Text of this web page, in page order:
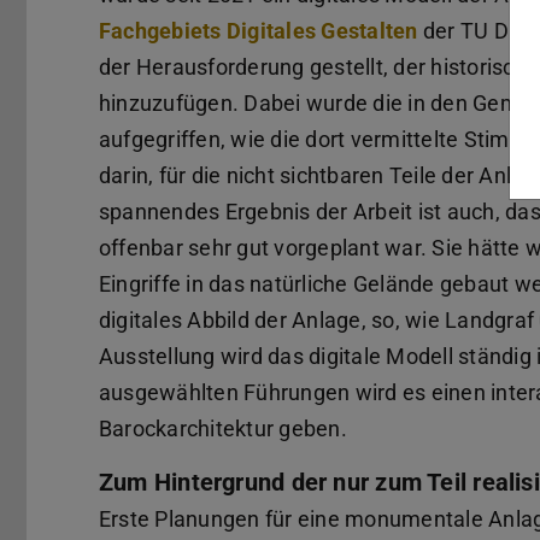
Fachgebiets Digitales Gestalten der TU
der Herausforderung gestellt, der
hinzuzufügen. Dabei wurde die in den
aufgegriffen, wie die dort vermittelte
darin, für die nicht sichtbaren Teile der
spannendes Ergebnis der Arbeit ist auch,
offenbar sehr gut vorgeplant war. Sie hätte
Eingriffe in das natürliche Gelände gebaut
digitales Abbild der Anlage, so, wie
Ausstellung wird das digitale Modell
ausgewählten Führungen wird es einen
Barockarchitektur geben.
Zum Hintergrund der nur zum Teil
Erste Planungen für eine monumentale